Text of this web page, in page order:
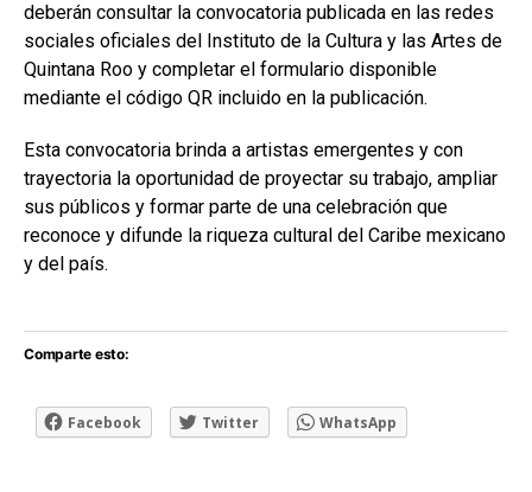
deberán consultar la convocatoria publicada en las redes
sociales oficiales del Instituto de la Cultura y las Artes de
Quintana Roo y completar el formulario disponible
mediante el código QR incluido en la publicación.
Esta convocatoria brinda a artistas emergentes y con
trayectoria la oportunidad de proyectar su trabajo, ampliar
sus públicos y formar parte de una celebración que
reconoce y difunde la riqueza cultural del Caribe mexicano
y del país.
Comparte esto:
Facebook Twitter WhatsApp